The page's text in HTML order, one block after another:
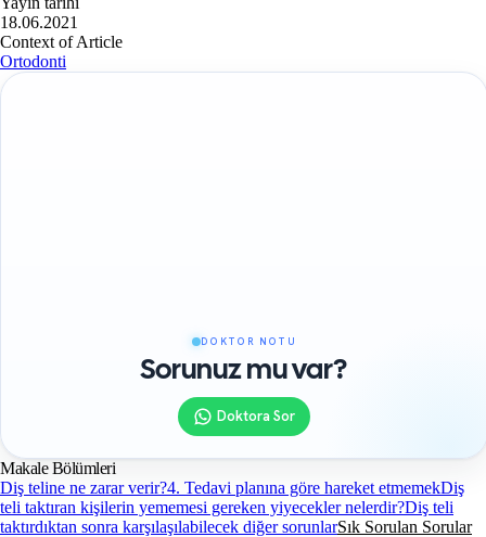
18.06.2021
Context of Article
Ortodonti
DOKTOR NOTU
Sorunuz mu var?
Doktora Sor
Makale Bölümleri
Diş teline ne zarar verir?4. Tedavi planına göre hareket etmemekDiş
teli taktıran kişilerin yememesi gereken yiyecekler nelerdir?Diş teli
taktırdıktan sonra karşılaşılabilecek diğer sorunlarSık Sorulan Sorular